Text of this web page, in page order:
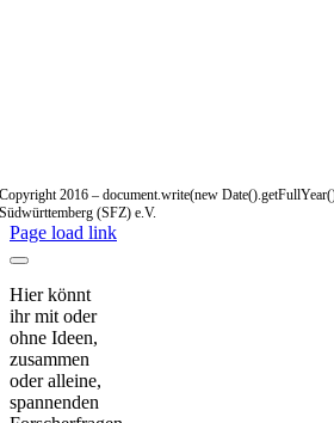
Copyright 2016 – document.write(new
Südwürttemberg (SFZ) e.V.
Page load link
Hier könnt
ihr mit oder
ohne Ideen,
zusammen
oder alleine,
spannenden